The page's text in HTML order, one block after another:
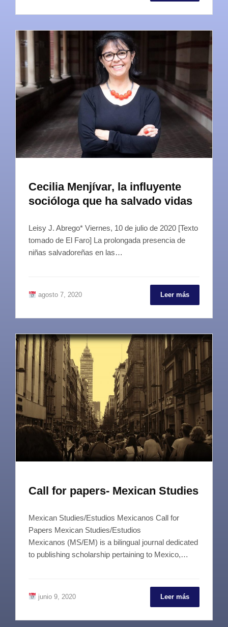
Cecilia Menjívar, la influyente
socióloga que ha salvado vidas
Leisy J. Abrego* Viernes, 10 de julio de 2020 [Texto
tomado de El Faro] La prolongada presencia de
niñas salvadoreñas en las…
agosto 7, 2020 Leer más
Call for papers- Mexican Studies
Mexican Studies/Estudios Mexicanos Call for
Papers Mexican Studies/Estudios
Mexicanos (MS/EM) is a bilingual journal dedicated
to publishing scholarship pertaining to Mexico,…
junio 9, 2020 Leer más